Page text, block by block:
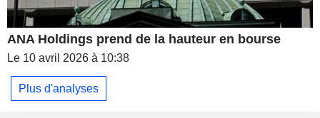
ANA Holdings prend de la hauteur en bourse
Le 10 avril 2026 à 10:38
Plus d'analyses